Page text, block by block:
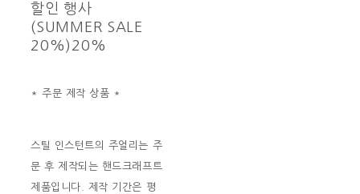
할인 행사
(SUMMER SALE
20%) 20%
* 주문 제작 상품 *
스틸 인스턴트의 주얼리는 주
문 후 제작되는 핸드크래프트
제품입니다. 제작 기간은 평